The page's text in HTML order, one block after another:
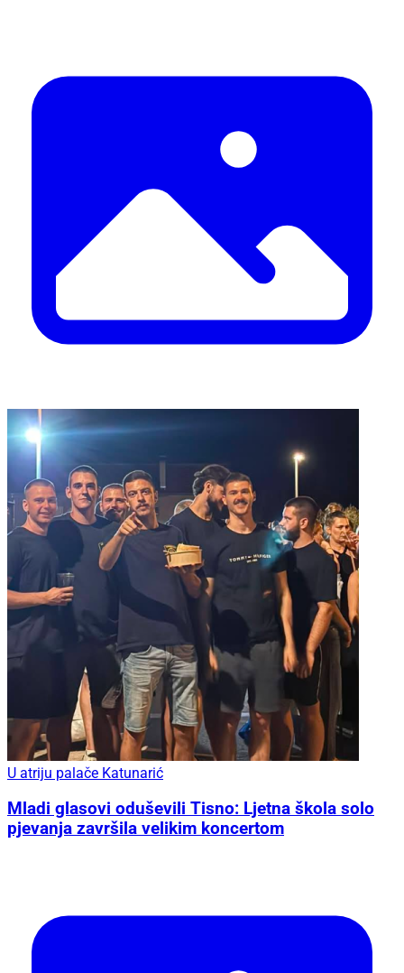
U atriju palače Katunarić
Mladi glasovi oduševili Tisno: Ljetna škola solo
pjevanja završila velikim koncertom